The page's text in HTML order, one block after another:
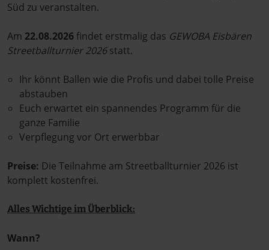
Süd zu veranstalten.
Am 22.08.2026findet erstmalig das GEWOBA Eisbären
Streetballturnier 2026statt.
Ihr könnt Ballen wie die Profis und dabei tolle Preise
abstauben
Euch erwartet ein spannendes Programm für die
ganze Familie
Verpflegung vor Ort erwerbbar
Preise: Die Teilnahme am Streetballturnier 2026 ist
komplett kostenfrei.
Alles Wichtige im Überblick:
Wann?